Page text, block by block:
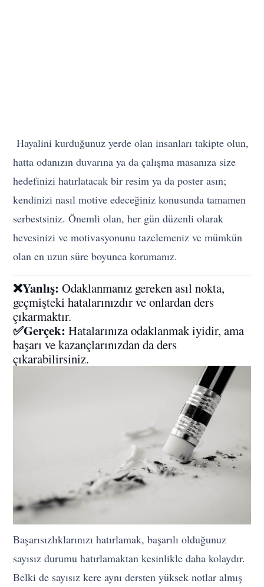
Hayalini kurduğunuz yerde olan insanları takipte olun,
hatta odanızın duvarına ya da çalışma masanıza size
hedefinizi hatırlatacak bir resim ya da poster asın;
kendinizi nasıl motive edeceğiniz konusunda tamamen
serbestsiniz. Önemli olan, her gün düzenli olarak
hevesinizi ve motivasyonunu tazelemeniz ve mümkün
olan en uzun süre boyunca korumanız.
❌Yanlış: Odaklanmanız gereken asıl nokta,
geçmişteki hatalarınızdır ve onlardan ders
çıkarmaktır.
✅Gerçek: Hatalarınıza odaklanmak iyidir, ama
başarı ve kazançlarınızdan da ders
çıkarabilirsiniz.
Başarısızlıklarınızı hatırlamak, başarılı olduğunuz
sayısız durumu hatırlamaktan kesinlikle daha kolaydır.
Belki de sayısız kere aynı dersten yüksek notlar almış